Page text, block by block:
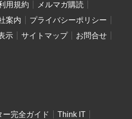
用規約
メルマガ購読
案内
プライバシーポリシー
示
サイトマップ
お問合せ
ー完全ガイド
Think IT